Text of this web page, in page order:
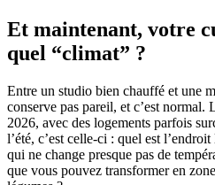
Et maintenant, votre
quel “climat” ?
Entre un studio bien chauffé et une
conserve pas pareil, et c’est
2026, avec des logements parfois
l’été, c’est celle-ci : quel est
qui ne change presque pas de
que vous pouvez transformer en